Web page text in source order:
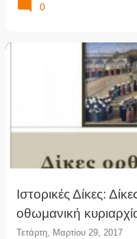
0
Ιστορικές Δίκες:
οθωμανική
Τετάρτη, Μαρτίου 29, 2017